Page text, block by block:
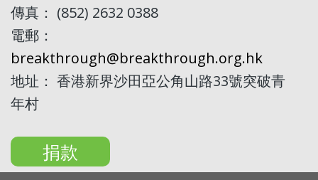
傳真： (852) 2632 0388
電郵：
breakthrough@breakthrough.org.hk
地址： 香港新界沙田亞公角山路33號突破青
年村
捐款